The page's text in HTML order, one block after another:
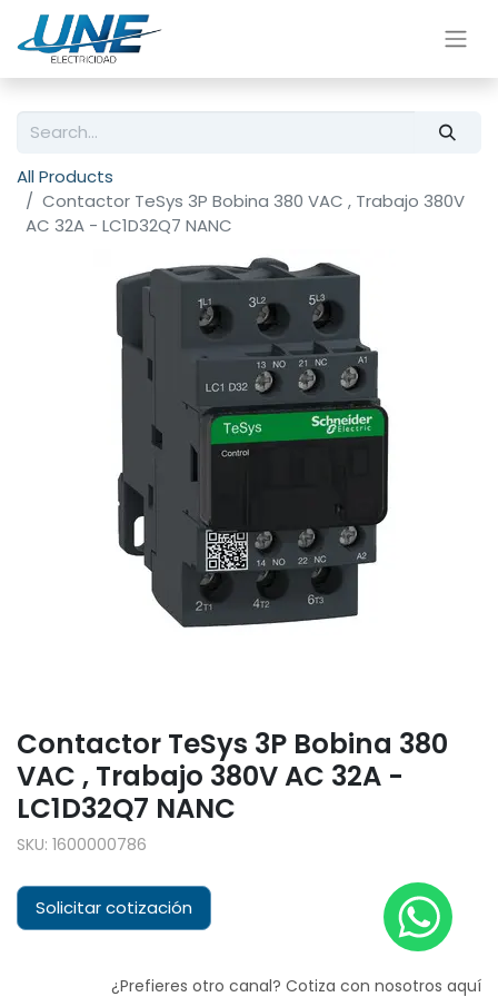
All Products
Contactor TeSys 3P Bobina 380 VAC , Trabajo 380V
AC 32A - LC1D32Q7 NANC
Contactor TeSys 3P Bobina 380
VAC , Trabajo 380V AC 32A -
LC1D32Q7 NANC
SKU: 1600000786
Solicitar cotización
¿Prefieres otro canal? Cotiza con nosotros aquí